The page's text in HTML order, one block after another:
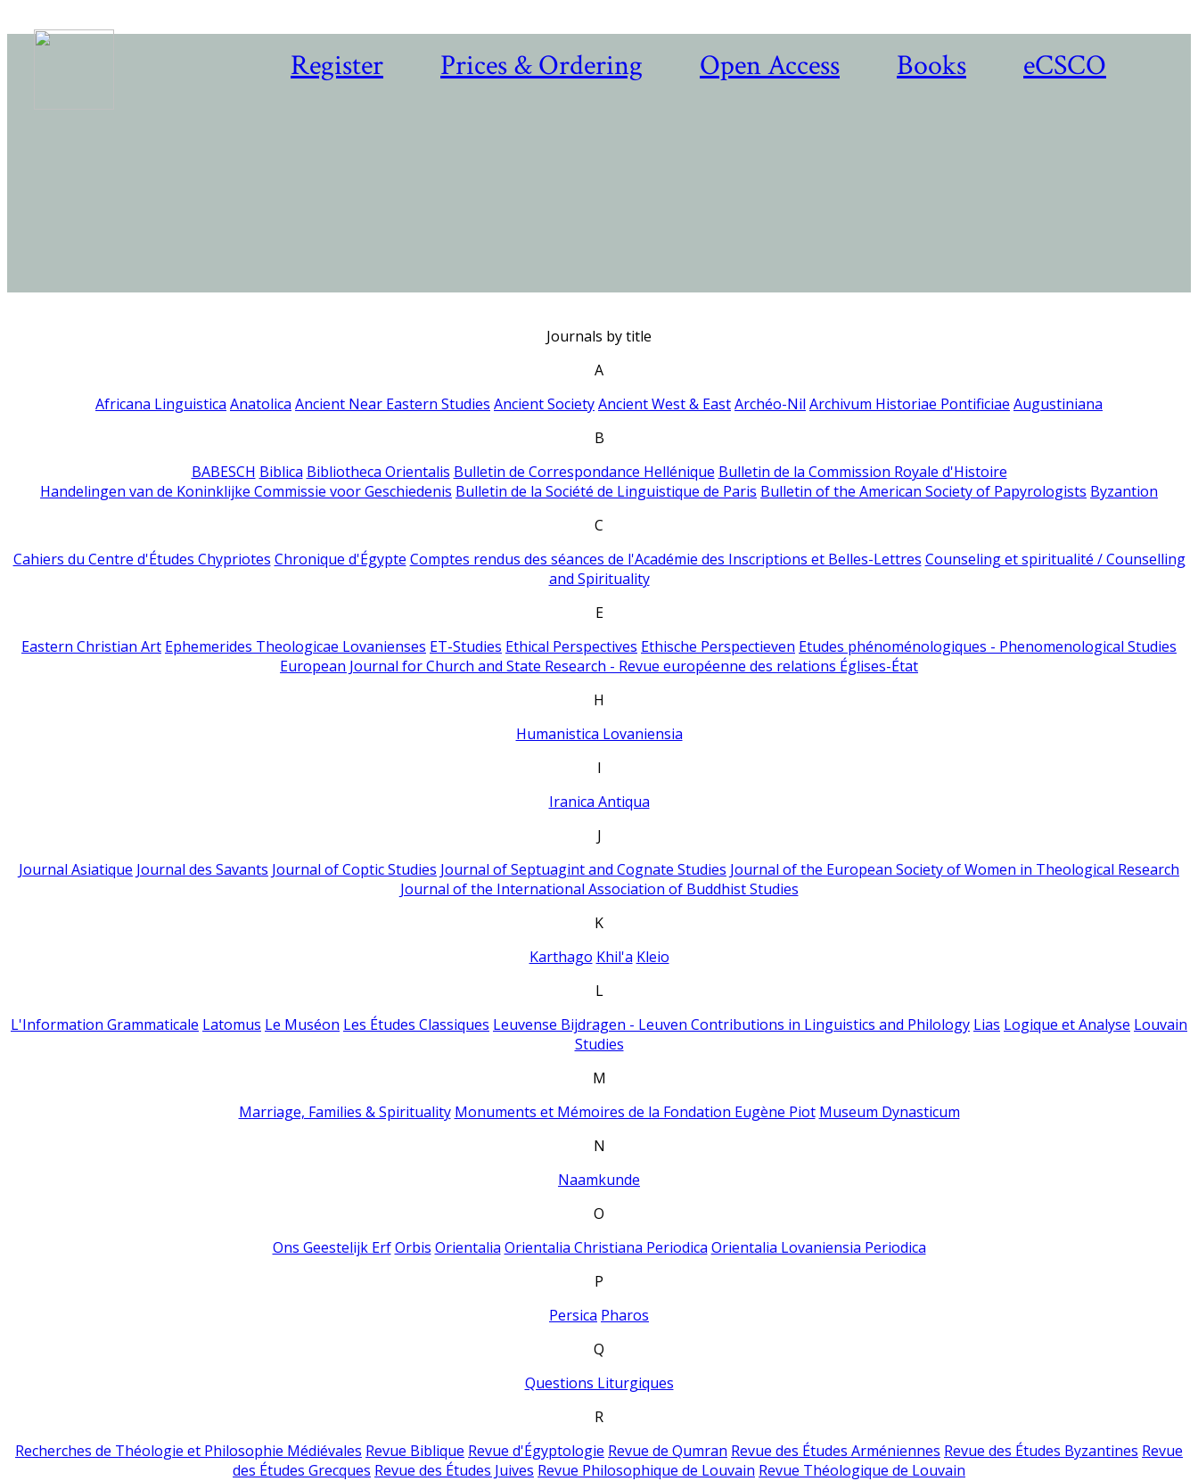
Register Prices & Ordering Open Access Books eCSCO
Journals by title
A
Africana Linguistica Anatolica Ancient Near Eastern Studies Ancient SocietyAncient West & EastArchéo-Nil Archivum Historiae Pontificiae Augustiniana
B
BABESCH Biblica Bibliotheca Orientalis Bulletin de Correspondance Hellénique Bulletin de la Commission Royale d'Histoire
Handelingen van de Koninklijke Commissie voor Geschiedenis Bulletin de la Société de Linguistique de Paris Bulletin of the American Society of Papyrologists Byzantion
C
Cahiers du Centre d'Études Chypriotes Chronique d'Égypte Comptes rendus des séances de l'Académie des Inscriptions et Belles-Lettres Counseling et spiritualité / Counselling
and Spirituality
E
Eastern Christian Art Ephemerides Theologicae Lovanienses ET-Studies Ethical Perspectives Ethische Perspectieven Etudes phénoménologiques - Phenomenological Studies
European Journal for Church and State Research - Revue européenne des relations Églises-État
H
Humanistica Lovaniensia
I
Iranica Antiqua
J
Journal Asiatique Journal des Savants Journal of Coptic Studies Journal of Septuagint and Cognate Studies Journal of the European Society of Women in Theological Research
Journal of the International Association of Buddhist Studies
K
Karthago Khil'a Kleio
L
L'Information Grammaticale Latomus Le Muséon Les Études Classiques Leuvense Bijdragen - Leuven Contributions in Linguistics and Philology Lias Logique et Analyse Louvain
Studies
M
Marriage, Families & Spirituality Monuments et Mémoires de la Fondation Eugène Piot Museum Dynasticum
N
Naamkunde
O
Ons Geestelijk Erf Orbis Orientalia Orientalia Christiana Periodica Orientalia Lovaniensia Periodica
P
Persica Pharos
Q
Questions Liturgiques
R
Recherches de Théologie et Philosophie Médiévales Revue Biblique Revue d'Égyptologie Revue de Qumran Revue des Études Arméniennes Revue des Études Byzantines Revue
des Études Grecques Revue des Études Juives Revue Philosophique de Louvain Revue Théologique de Louvain